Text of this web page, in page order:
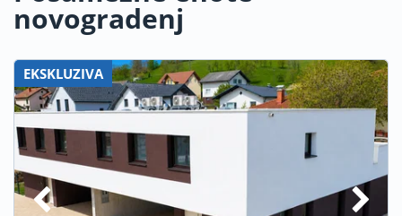
novogradenj
EKSKLUZIVA